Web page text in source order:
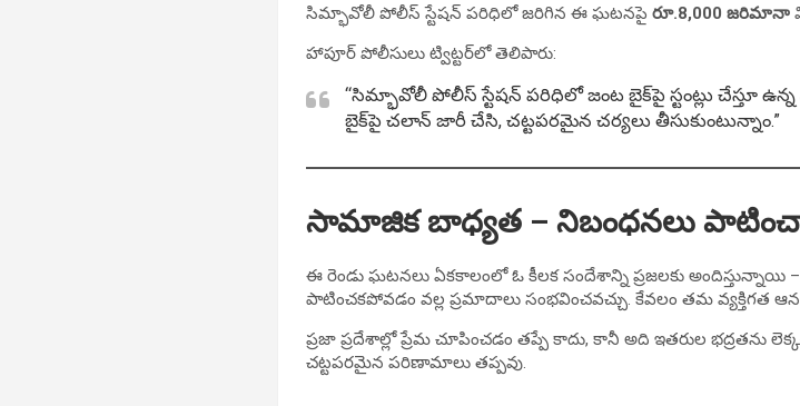
సిమ్భావోలీ పోలీస్ స్టేషన్ పరిధిలో జరిగిన ఈ ఘటనపైరూ.8,000 జరిమానా
హాపూర్ పోలీసులు ట్విట్టర్‌లో తెలిపారు:
“సిమ్భావోలీ పోలీస్ స్టేషన్ పరిధిలో జంట బైక్‌పై స్టంట్లు చేస్తూ
బైక్‌పై చలాన్ జారీ చేసి, చట్టపరమైన చర్యలు తీసుకుంటున్నాం.”
సామాజిక బాధ్యత – నిబంధనలు
ఈ రెండు ఘటనలు ఏకకాలంలో ఓ కీలక సందేశాన్ని ప్రజలకు అందిస్తున్నాయి –
పాటించకపోవడం వల్ల ప్రమాదాలు సంభవించవచ్చు. కేవలం తమ వ్యక్తిగత
ప్రజా ప్రదేశాల్లో ప్రేమ చూపించడం తప్పే కాదు, కానీ అది ఇతరుల
చట్టపరమైన పరిణామాలు తప్పవు.